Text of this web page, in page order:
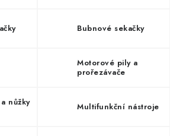
OSOBNÍCH ÚDAJŮ
PODMÍNKY
Bubnové sekačky
Motorové pily a
prořezávače
nůžky
Multifunkční nástroje